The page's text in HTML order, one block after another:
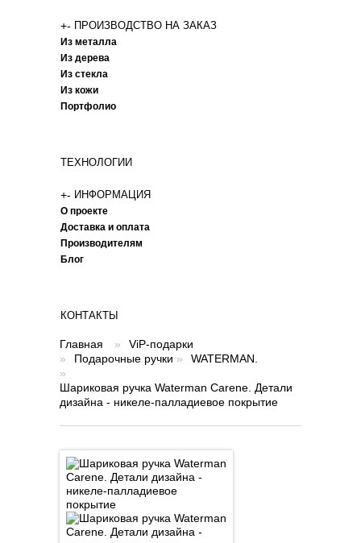
+- ПРОИЗВОДСТВО НА ЗАКАЗ
Из металла
Из дерева
Из стекла
Из кожи
Портфолио
ТЕХНОЛОГИИ
+- ИНФОРМАЦИЯ
О проекте
Доставка и оплата
Производителям
Блог
КОНТАКТЫ
Главная »
ViP-подарки
»
Подарочные ручки »
WATERMAN.
»
Шариковая ручка Waterman Carene. Детали
дизайна - никеле-палладиевое покрытие